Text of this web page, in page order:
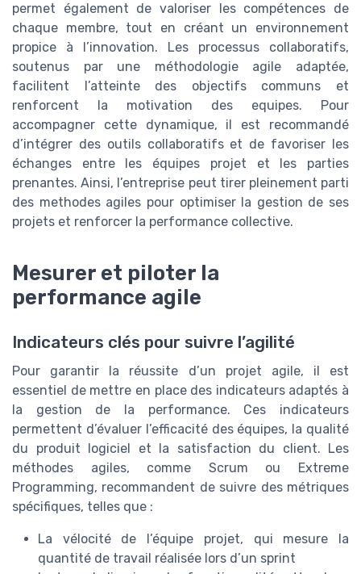
permet également de valoriser les compétences de
chaque membre, tout en créant un environnement
propice à l’innovation. Les processus collaboratifs,
soutenus par une méthodologie agile adaptée,
facilitent l’atteinte des objectifs communs et
renforcent la motivation des equipes. Pour
accompagner cette dynamique, il est recommandé
d’intégrer des outils collaboratifs et de favoriser les
échanges entre les équipes projet et les parties
prenantes. Ainsi, l’entreprise peut tirer pleinement parti
des methodes agiles pour optimiser la gestion de ses
projets et renforcer la performance collective.
Mesurer et piloter la
performance agile
Indicateurs clés pour suivre l’agilité
Pour garantir la réussite d’un projet agile, il est
essentiel de mettre en place des indicateurs adaptés à
la gestion de la performance. Ces indicateurs
permettent d’évaluer l’efficacité des équipes, la qualité
du produit logiciel et la satisfaction du client. Les
méthodes agiles, comme Scrum ou Extreme
Programming, recommandent de suivre des métriques
spécifiques, telles que :
La vélocité de l’équipe projet, qui mesure la
quantité de travail réalisée lors d’un sprint